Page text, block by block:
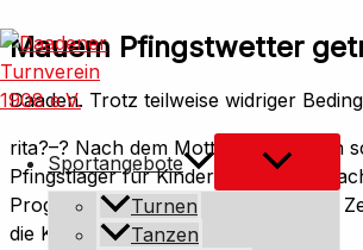
Zum
Inhalt
springen
Sportangebote
Turnen
Tanzen
Mauem Pfingstwetter
Daaden. Trotz teilweise widriger
rita?–? Nach dem Motto „Es gibt kein
Pfingstlager für Kinder im Alter von
Prognosen. Schon beim Aufbau der
die Kinder eintrafen, war alles fertig.